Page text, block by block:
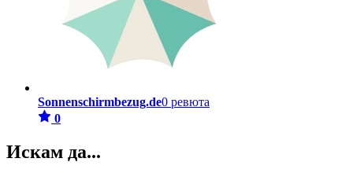
Sonnenschirmbezug.de0 ревюта
0
Искам да...